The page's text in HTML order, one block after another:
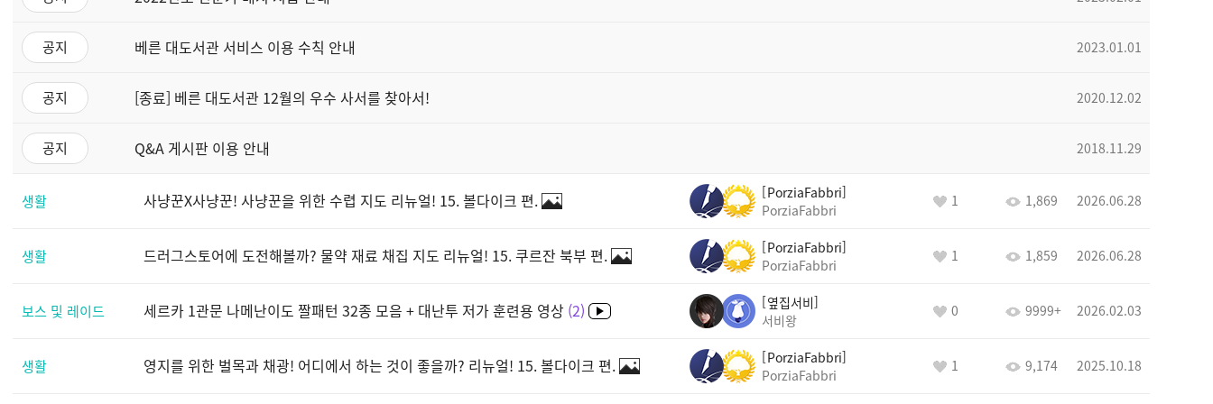
공지 베른 대도서관 서비스 이용 수칙 안내 2023.01.01
공지 [종료] 베른 대도서관 12월의 우수 사서를 찾아서! 2020.12.02
공지 Q&A 게시판 이용 안내 2018.11.29
생활 사냥꾼X사냥꾼! 사냥꾼을 위한 수렵 지도 리뉴얼! 15. 볼다이크 편.
PorziaFabbri
PorziaFabbri
1 1,869 2026.06.28
생활 드러그스토어에 도전해볼까? 물약 재료 채집 지도 리뉴얼! 15. 쿠르잔 북부 편.
PorziaFabbri
PorziaFabbri
1 1,859 2026.06.28
보스 및 레이드 세르카 1관문 나메난이도 짤패턴 32종 모음 + 대난투 저가 훈련용 영상 2
옆집서비
서비왕
0 9999+ 2026.02.03
생활 영지를 위한 벌목과 채광! 어디에서 하는 것이 좋을까? 리뉴얼! 15. 볼다이크 편.
PorziaFabbri
PorziaFabbri
1 9,174 2025.10.18